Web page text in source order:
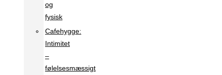
og
fysisk
Cafehygge:
Intimitet
–
følelsesmæssigt